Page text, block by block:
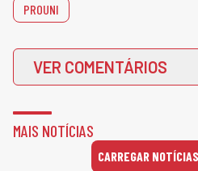
PROUNI
VER COMENTÁRIOS
MAIS NOTÍCIAS
CARREGAR